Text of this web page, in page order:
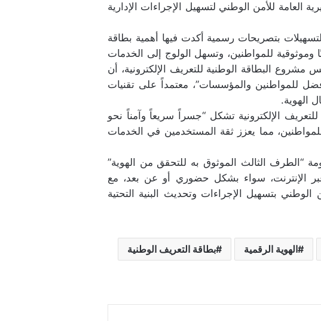
العامة للأمن الوطني لتسهيل الإجراءات الإدارية
بتصريحات رسمية أكدت فيها أهمية بطاقة
وموثوقية للمواطنين، وتسهل الولوج إلى الخدمات
البطاقة الوطنية للتعريف الإلكترونية، أن
للمواطنين والمؤسسات”، معتمداً على تقنيات
الهوية.
الإلكترونية تشكل “جسراً سريعاً وآمناً نحو
مما يعزز ثقة المستخدمين في الخدمات
“الطرف الثالث الموثوق به للتحقق من الهوية”
الإنترنت، سواء بشكل حضوري أو عن بعد، مع
بتسهيل الإجراءات وتحديث البنية التحتية
الهوية الرقمية بطاقة التعريف الوطنية